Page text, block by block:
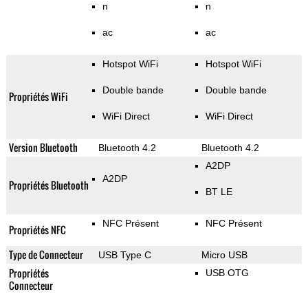
n
ac
n
ac
Propriétés WiFi
Hotspot WiFi
Double bande
WiFi Direct
Hotspot WiFi
Double bande
WiFi Direct
Version Bluetooth Bluetooth 4.2 Bluetooth 4.2
Propriétés Bluetooth A2DP
A2DP
BT LE
Propriétés NFC NFC Présent NFC Présent
Type de Connecteur USB Type C Micro USB
Propriétés
Connecteur
USB OTG